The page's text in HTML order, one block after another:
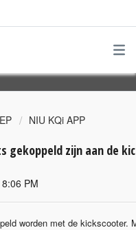
NIU KQi APP
gekoppeld zijn aan de
PM
worden met de